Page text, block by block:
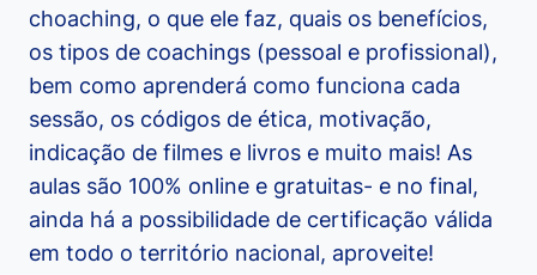
choaching, o que ele faz, quais os benefícios,
os tipos de coachings (pessoal e profissional),
bem como aprenderá como funciona cada
sessão, os códigos de ética, motivação,
indicação de filmes e livros e muito mais! As
aulas são 100% online e gratuitas- e no final,
ainda há a possibilidade de certificação válida
em todo o território nacional, aproveite!